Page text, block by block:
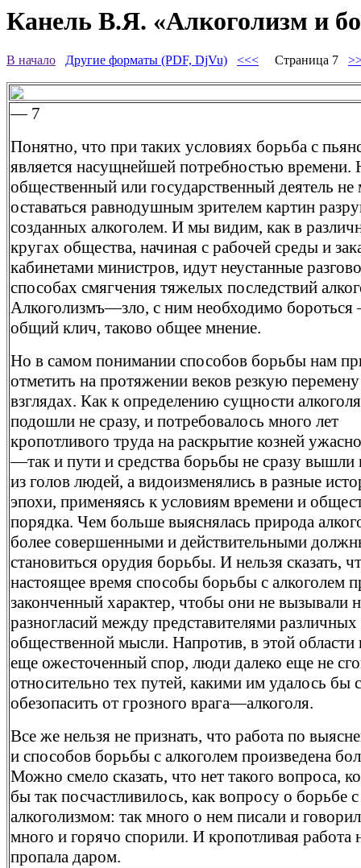
Канель В.Я. «Алкоголизм и
В начало Другие форматы (PDF, DjVu) <<< Страница 7
— 7
Понятно, что при таких условиях борьба с
является насущнейшей потребностью времени.
общественный или государственный деятель не
оставаться равнодушным зрителем картин
созданных алкоголем. И мы видим, как в
кругах общества, начиная с рабочей среды и
кабинетами министров, идут неустанные
способах смягчения тяжелых последствий
Алкоголизмъ—зло, с ним необходимо бороться
общий клич, таково общее мнение.
Но в самом понимании способов борьбы нам
отметить на протяжении веков резкую
взглядах. Как к определению сущности
подошли не сразу, и потребовалось много лет
кропотливого труда на раскрытие козней
—так и пути и средства борьбы не сразу вышли
из голов людей, а видоизменялись в разные
эпохи, применяясь к условиям времени и
порядка. Чем больше выяснялась природа
более совершенными и действительными
становиться орудия борьбы. И нельзя сказать,
настоящее время способы борьбы с алкоголем
законченный характер, чтобы они не вызывали
разногласий между представителями различных
общественной мысли. Напротив, в этой области
еще ожесточенный спор, люди далеко еще не
относительно тех путей, какими им удалось бы
обезопасить от грозного врага—алкоголя.
Все же нельзя не признать, что работа по
и способов борьбы с алкоголем произведена
Можно смело сказать, что нет такого вопроса,
бы так посчастливилось, как вопросу о борьбе с
алкоголизмом: так много о нем писали и
много и горячо спорили. И кропотливая работа
пропала даром.